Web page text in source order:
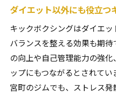
ダイエット以外にも役立つ
キックボクシングはダイエ
バランスを整える効果も期
の向上や自己管理能力の強
ップにもつながるとされて
宮町のジムでも、ストレス